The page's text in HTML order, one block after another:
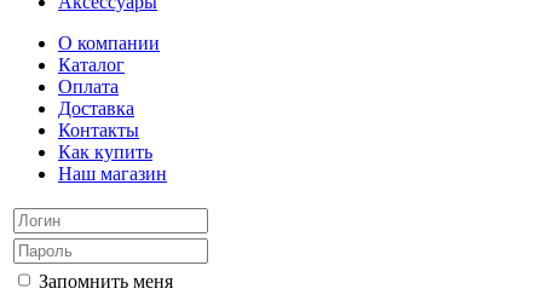
О компании
Каталог
Оплата
Доставка
Контакты
Как купить
Наш магазин
Запомнить меня